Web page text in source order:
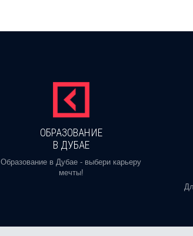
ОБРАЗОВАНИЕ
В ДУБАЕ
Образование в Дубае - выбери карьеру
мечты!